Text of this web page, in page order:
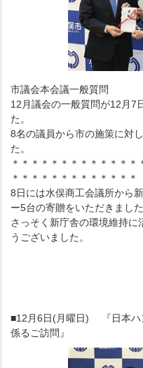
市議会本会議一般質問
12月議会の一般質問が12月7
た。
8名の議員から市の施策に対
た。
＊＊＊＊＊＊＊＊＊＊＊＊
＊＊＊＊＊＊＊＊＊＊＊＊＊
8日には水俣商工会議所から
ー5台の寄贈をいただきました
さっそく新庁舎の環境維持に
うございました。
■12月6日(月曜日) 『日本ハ
係るご訪問』